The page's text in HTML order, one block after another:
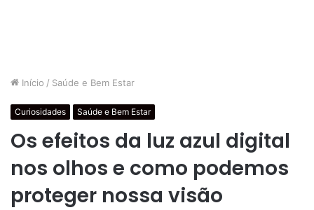
Início / Saúde e Bem Estar
Curiosidades Saúde e Bem Estar
Os efeitos da luz azul digital
nos olhos e como podemos
proteger nossa visão